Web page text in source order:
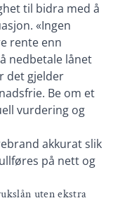
til bidra med å
«Ingen
rente enn
nedbetale lånet
det gjelder
Be om et
vurdering og
akkurat slik
på nett og
uten ekstra